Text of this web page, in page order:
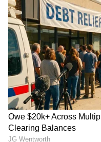
ಕಡಿಯಬಾರದು’ ಎಂಬ
ವೆಂಕಟೇಶ್‌ ಅವರ
ಹಿಂದು ಸಮಾಜ